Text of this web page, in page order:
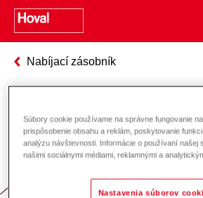
Nabíjací zásobník
Zodpovednosť za
prostredie
Súbory cookie používame na správne fungovanie
prispôsobenie obsahu a reklám, poskytovanie
analýzu návštevnosti. Informácie o používaní našej
našimi sociálnymi médiami, reklamnými a
Nastavenia súborov